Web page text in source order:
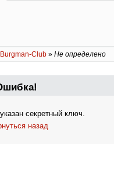
Burgman-Club » Не определено
секретный ключ.
назад